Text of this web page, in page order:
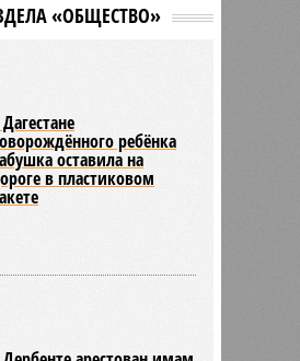
торговли
«ОБЩЕСТВО»
ребёнка
оставила на
в пластиковом